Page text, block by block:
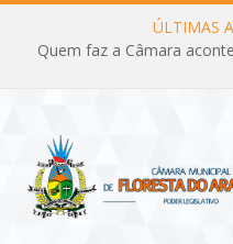
ÚLTIMAS
Quem faz a Câmara